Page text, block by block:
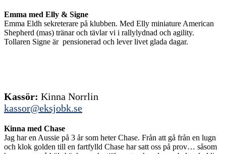
Emma med Elly & Signe
Emma Eldh sekreterare på klubben. Med Elly miniature American
Shepherd (mas) tränar och tävlar vi i rallylydnad och agility.
Tollaren Signe är pensionerad och lever livet glada dagar.
Kassör: Kinna Norrlin
kassor@eksjobk.se
Kinna med Chase
Jag har en Aussie på 3 år som heter Chase. Från att gå från en lugn
och klok golden till en fartfylld Chase har satt oss på prov… såsom